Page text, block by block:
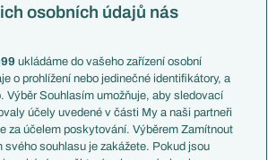
Česko
Francie
Itálie
Německo
Španělsko
Argentina
Brazílie
osobních údajů nás
ukládáme do vašeho zařízení osobní
o prohlížení nebo jedinečné identifikátory, a
Výběr Souhlasím umožňuje, aby sledovací
účely uvedené v části My a naši partneři
za účelem poskytování. Výběrem Zamítnout
svého souhlasu je zakážete. Pokud jsou